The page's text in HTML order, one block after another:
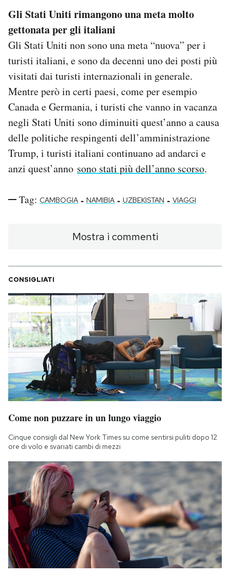
Gli Stati Uniti rimangono una meta molto
gettonata per gli italiani
Gli Stati Uniti non sono una meta “nuova” per i
turisti italiani, e sono da decenni uno dei posti più
visitati dai turisti internazionali in generale.
Mentre però in certi paesi, come per esempio
Canada e Germania, i turisti che vanno in vacanza
negli Stati Uniti sono diminuiti quest’anno a causa
delle politiche respingenti dell’amministrazione
Trump, i turisti italiani continuano ad andarci e
anzi quest’anno sono stati più dell’anno scorso.
Tag: CAMBOGIA - NAMIBIA - UZBEKISTAN - VIAGGI
Mostra i commenti
CONSIGLIATI
Come non puzzare in un lungo viaggio
Cinque consigli dal New York Times su come sentirsi puliti dopo 12
ore di volo e svariati cambi di mezzi